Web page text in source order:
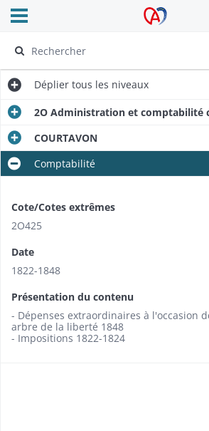
Archives Alsace -
Ouvrir le menu déroulant
Déplier tous les niveaux
2O Administration et comptabilité
COURTAVON
Comptabilité
Cote/Cotes extrêmes
2O425
Date
1822-1848
Présentation du contenu
- Dépenses extraordinaires à l'occasion
arbre de la liberté 1848
- Impositions 1822-1824